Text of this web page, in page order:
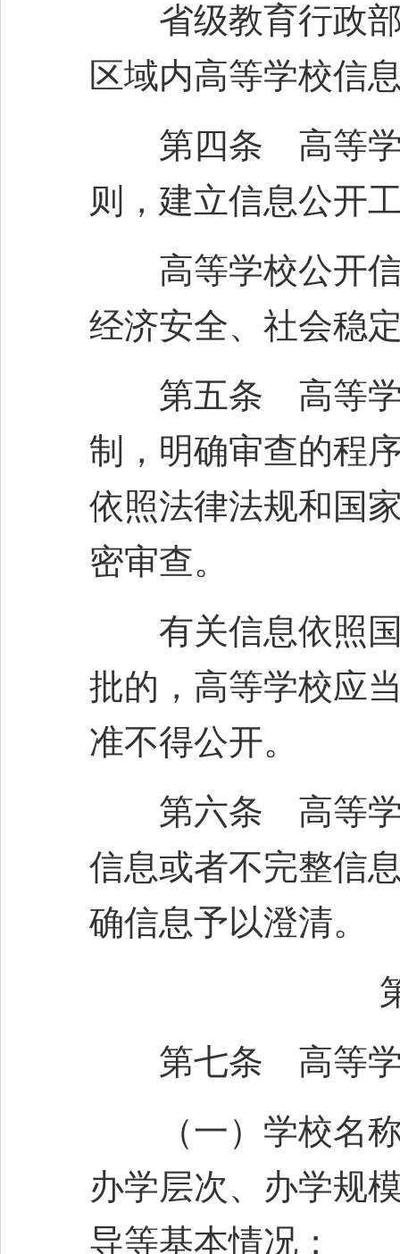
省级教育行政部
区域内高等学校信
第四条 高等学
则，建立信息公开
高等学校公开信
经济安全、社会稳
第五条 高等学
制，明确审查的程
依照法律法规和国
密审查。
有关信息依照国
批的，高等学校应
准不得公开。
第六条 高等学
信息或者不完整信
确信息予以澄清。
第七条 高等学
（一）学校名称
办学层次、办学规
导等基本情况；